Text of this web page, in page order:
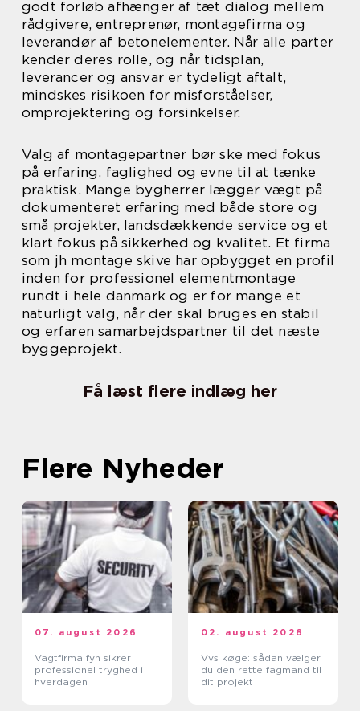
godt forløb afhænger af tæt dialog mellem
rådgivere, entreprenør, montagefirma og
leverandør af betonelementer. Når alle parter
kender deres rolle, og når tidsplan,
leverancer og ansvar er tydeligt aftalt,
mindskes risikoen for misforståelser,
omprojektering og forsinkelser.
Valg af montagepartner bør ske med fokus
på erfaring, faglighed og evne til at tænke
praktisk. Mange bygherrer lægger vægt på
dokumenteret erfaring med både store og
små projekter, landsdækkende service og et
klart fokus på sikkerhed og kvalitet. Et firma
som jh montage skive har opbygget en profil
inden for professionel elementmontage
rundt i hele danmark og er for mange et
naturligt valg, når der skal bruges en stabil
og erfaren samarbejdspartner til det næste
byggeprojekt.
Få læst flere indlæg her
Flere Nyheder
07. august 2026
Vagtfirma fyn sikrer
professionel tryghed i
hverdagen
02. august 2026
Vvs køge: sådan vælger
du den rette fagmand til
dit projekt